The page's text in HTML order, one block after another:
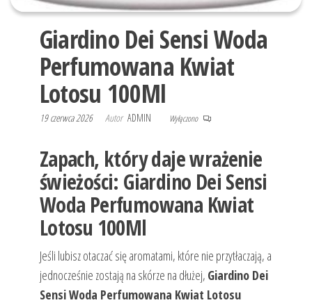
Giardino Dei Sensi Woda
Perfumowana Kwiat
Lotosu 100Ml
19 czerwca 2026 Autor ADMIN Wyłączono
Zapach, który daje wrażenie
świeżości: Giardino Dei Sensi
Woda Perfumowana Kwiat
Lotosu 100Ml
Jeśli lubisz otaczać się aromatami, które nie przytłaczają, a
jednocześnie zostają na skórze na dłużej, Giardino Dei
Sensi Woda Perfumowana Kwiat Lotosu